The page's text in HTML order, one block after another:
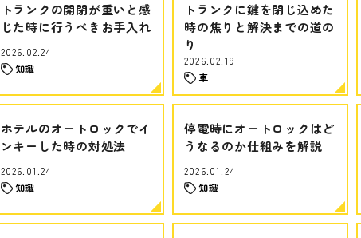
トランクの開閉が重いと感
じた時に行うべきお手入れ
2026.02.24
知識
トランクに鍵を閉じ込めた
時の焦りと解決までの道の
り
2026.02.19
車
ホテルのオートロックでイ
ンキーした時の対処法
2026.01.24
知識
停電時にオートロックはど
うなるのか仕組みを解説
2026.01.24
知識